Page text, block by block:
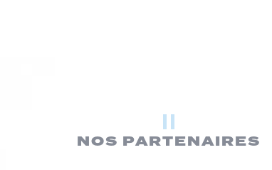
NOS PARTENAIRES